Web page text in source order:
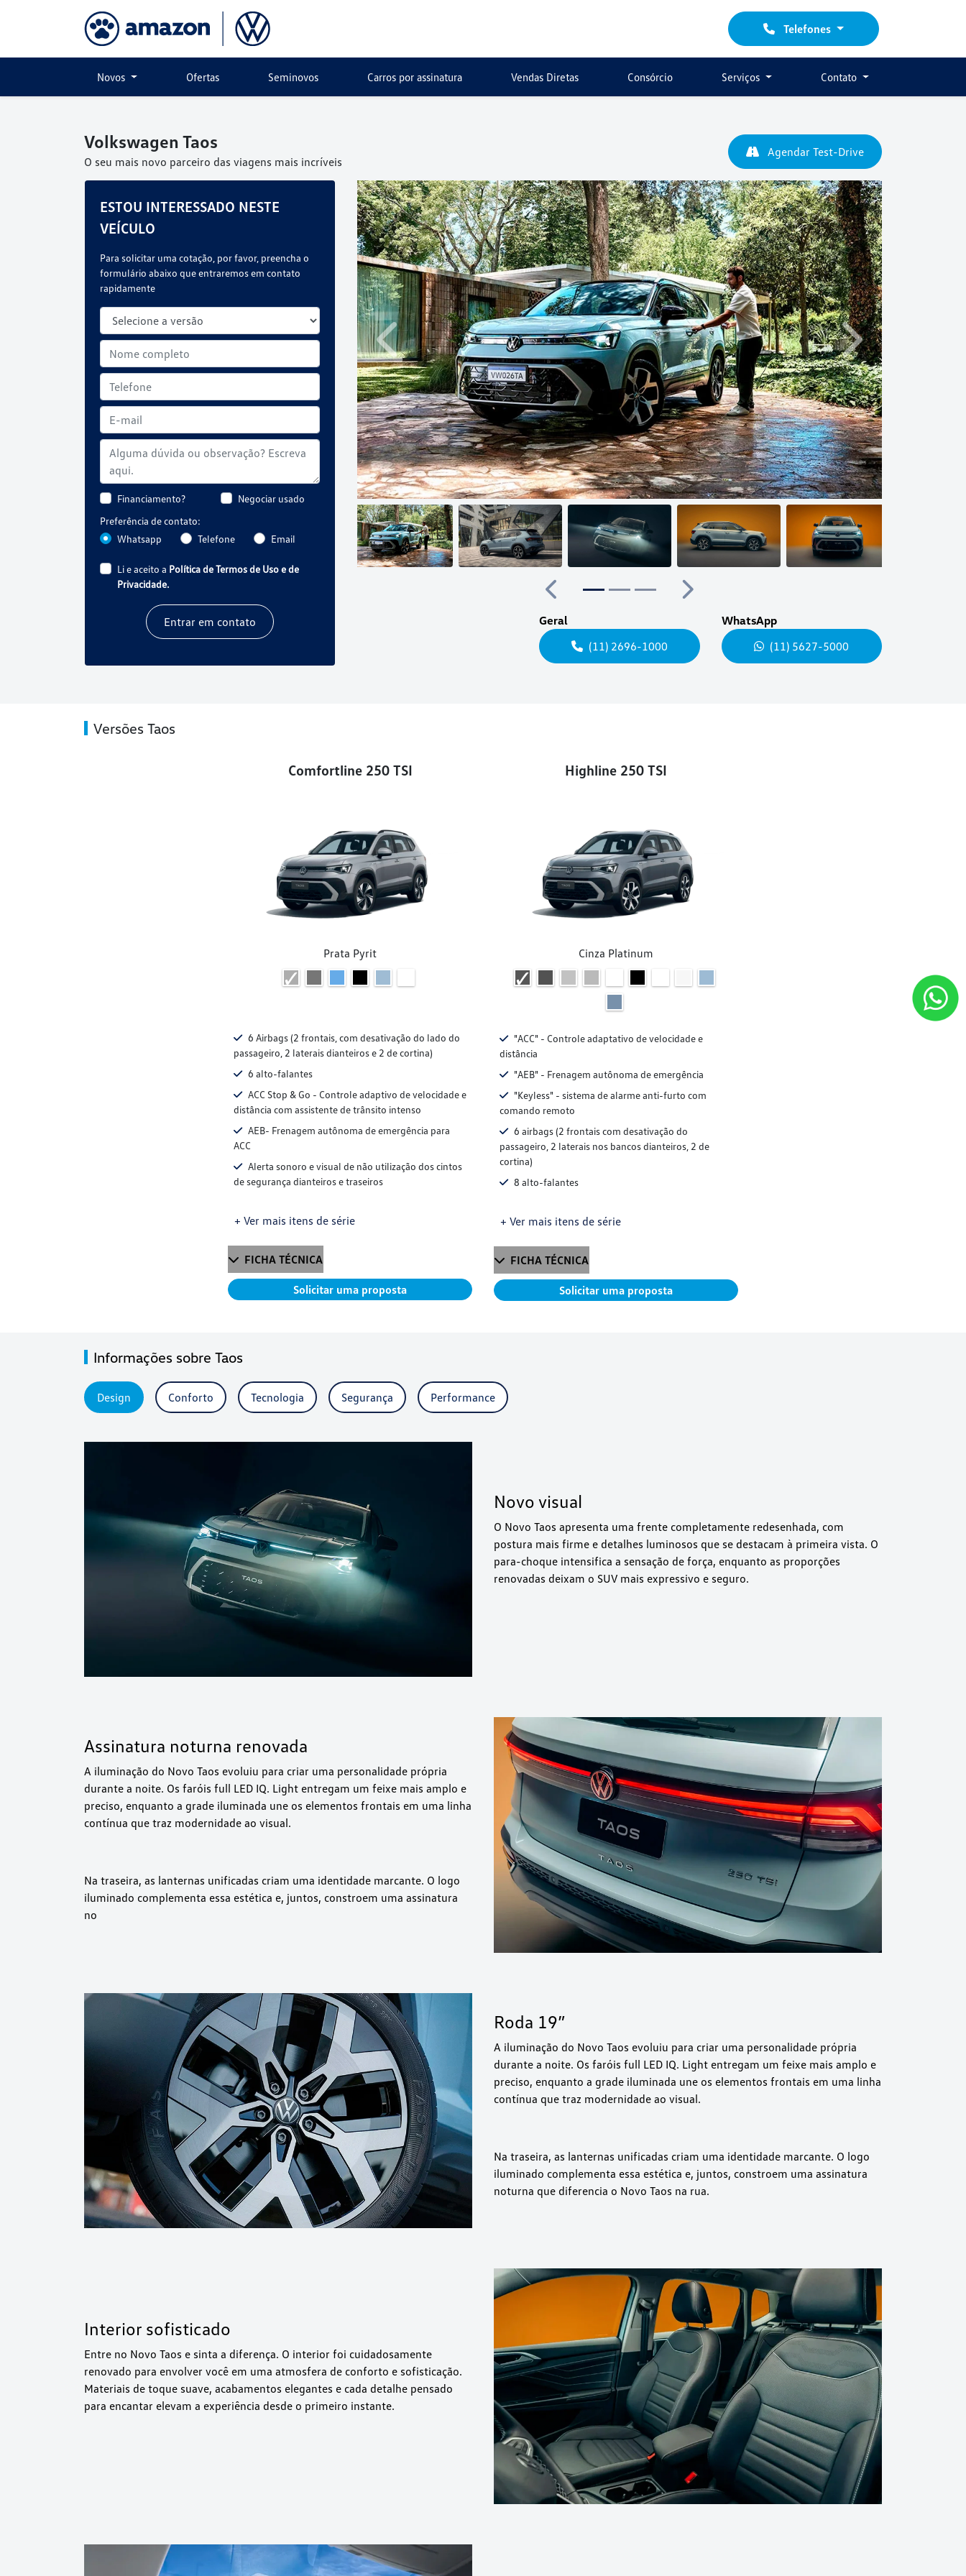
Telefones
Novos Ofertas Seminovos Carros por assinatura Vendas Diretas Consórcio Serviços Contato
Volkswagen Taos
O seu mais novo parceiro das viagens mais incríveis
Agendar Test-Drive
ESTOU INTERESSADO NESTE
VEÍCULO
Para solicitar uma cotação, por favor, preencha o
formulário abaixo que entraremos em contato
rapidamente
Financiamento?
Negociar usado
Preferência de contato:
Whatsapp
Telefone Email
Li e aceito a Política de Termos de Uso e de
Privacidade.
Entrar em contato
Anterior Próximo
Anterior
Próximo
Geral
(11) 2696-1000
WhatsApp
(11) 5627-5000
Versões Taos
Comfortline 250 TSI
Prata Pyrit
6 Airbags (2 frontais, com desativação do lado do
passageiro, 2 laterais dianteiros e 2 de cortina)
6 alto-falantes
ACC Stop & Go - Controle adaptivo de velocidade e
distância com assistente de trânsito intenso
AEB- Frenagem autônoma de emergência para
ACC
Alerta sonoro e visual de não utilização dos cintos
de segurança dianteiros e traseiros
+ Ver mais itens de série
FICHA TÉCNICA
Solicitar uma proposta
Highline 250 TSI
Cinza Platinum
"ACC" - Controle adaptativo de velocidade e
distância
"AEB" - Frenagem autônoma de emergência
"Keyless" - sistema de alarme anti-furto com
comando remoto
6 airbags (2 frontais com desativação do
passageiro, 2 laterais nos bancos dianteiros, 2 de
cortina)
8 alto-falantes
+ Ver mais itens de série
FICHA TÉCNICA
Solicitar uma proposta
Informações sobre Taos
Design Conforto Tecnologia Segurança Performance
Novo visual
O Novo Taos apresenta uma frente completamente redesenhada, com
postura mais firme e detalhes luminosos que se destacam à primeira vista. O
para-choque intensifica a sensação de força, enquanto as proporções
renovadas deixam o SUV mais expressivo e seguro.
Assinatura noturna renovada
A iluminação do Novo Taos evoluiu para criar uma personalidade própria
durante a noite. Os faróis full LED IQ. Light entregam um feixe mais amplo e
preciso, enquanto a grade iluminada une os elementos frontais em uma linha
contínua que traz modernidade ao visual.
Na traseira, as lanternas unificadas criam uma identidade marcante. O logo
iluminado complementa essa estética e, juntos, constroem uma assinatura
no
Roda 19”
A iluminação do Novo Taos evoluiu para criar uma personalidade própria
durante a noite. Os faróis full LED IQ. Light entregam um feixe mais amplo e
preciso, enquanto a grade iluminada une os elementos frontais em uma linha
contínua que traz modernidade ao visual.
Na traseira, as lanternas unificadas criam uma identidade marcante. O logo
iluminado complementa essa estética e, juntos, constroem uma assinatura
noturna que diferencia o Novo Taos na rua.
Interior sofisticado
Entre no Novo Taos e sinta a diferença. O interior foi cuidadosamente
renovado para envolver você em uma atmosfera de conforto e sofisticação.
Materiais de toque suave, acabamentos elegantes e cada detalhe pensado
para encantar elevam a experiência desde o primeiro instante.